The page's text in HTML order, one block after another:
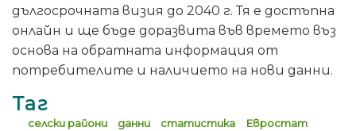
дългосрочната визия до 2040 г. Тя е достъпна
онлайн и ще бъде доразвита във времето въз
основа на обратната информация от
потребителите и наличието на нови данни.
Таг
селски райони данни статистика
Евростат